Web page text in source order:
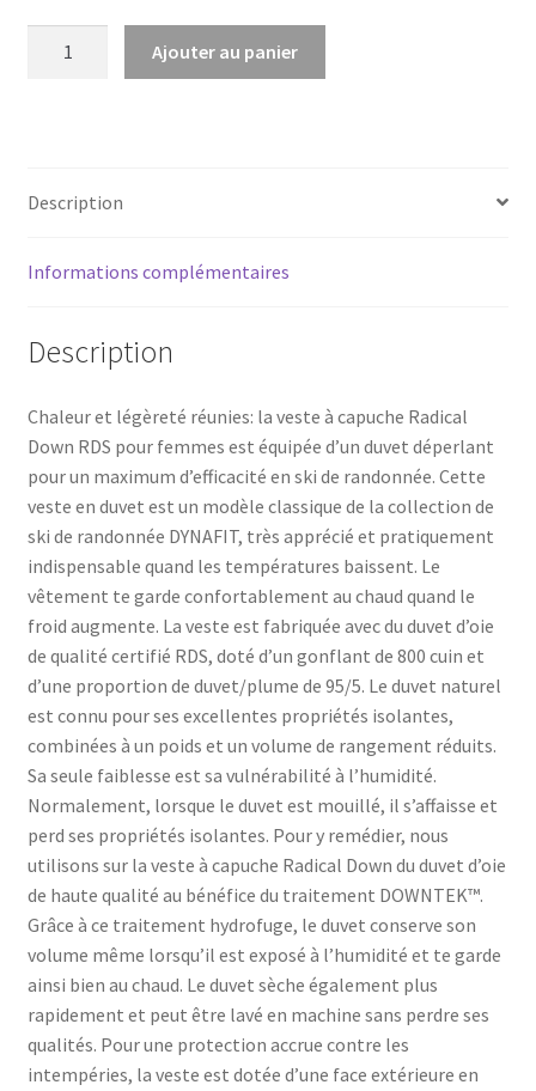
Ajouter au panier
Description
Informations complémentaires
Description
Chaleur et légèreté réunies: la veste à capuche Radical
Down RDS pour femmes est équipée d’un duvet déperlant
pour un maximum d’efficacité en ski de randonnée. Cette
veste en duvet est un modèle classique de la collection de
ski de randonnée DYNAFIT, très apprécié et pratiquement
indispensable quand les températures baissent. Le
vêtement te garde confortablement au chaud quand le
froid augmente. La veste est fabriquée avec du duvet d’oie
de qualité certifié RDS, doté d’un gonflant de 800 cuin et
d’une proportion de duvet/plume de 95/5. Le duvet naturel
est connu pour ses excellentes propriétés isolantes,
combinées à un poids et un volume de rangement réduits.
Sa seule faiblesse est sa vulnérabilité à l’humidité.
Normalement, lorsque le duvet est mouillé, il s’affaisse et
perd ses propriétés isolantes. Pour y remédier, nous
utilisons sur la veste à capuche Radical Down du duvet d’oie
de haute qualité au bénéfice du traitement DOWNTEK™.
Grâce à ce traitement hydrofuge, le duvet conserve son
volume même lorsqu’il est exposé à l’humidité et te garde
ainsi bien au chaud. Le duvet sèche également plus
rapidement et peut être lavé en machine sans perdre ses
qualités. Pour une protection accrue contre les
intempéries, la veste est dotée d’une face extérieure en